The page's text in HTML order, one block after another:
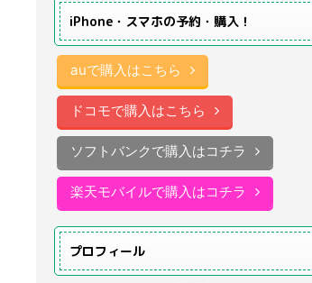
iPhone・スマホの予約・購入！
auで購入はこちら
ドコモで購入はこちら
ソフトバンクで購入はコチラ
楽天モバイルで購入はコチラ
プロフィール